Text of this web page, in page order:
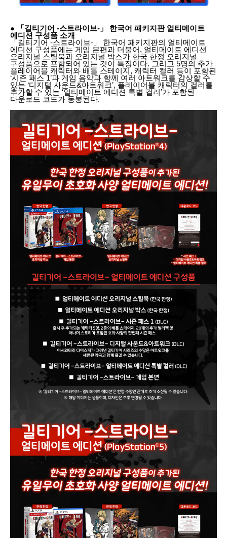
● 「길티기어 -스트라이브-」 한국어 패키지판 얼티메이트
에디션 구성품 소개
「길티기어 -스트라이브-」 한국어 패키지판의 얼티메이트
에디션 구성품에는 게임 본편과 더불어, 얼티메이트 에디션
오리지널 스틸북과 오리지널 박스가 한국 한정 오리지널
구성품으로 포함되어 있는 것이 특징이다. 그리고 5명의 추가
플레이어블 캐릭터와 배틀 스테이지, 캐릭터 컬러 등이 포함된
‘시즌 패스 1’과 게임 음악과 함께 여러 아트워크를 감상할 수
있는 ‘디지털 사운드&아트워크’, 플레이어블 캐릭터의 컬러를
추가할 수 있는 ‘얼티메이트 에디션 특별 컬러’가 포함된
다운로드 코드가 동봉된다.